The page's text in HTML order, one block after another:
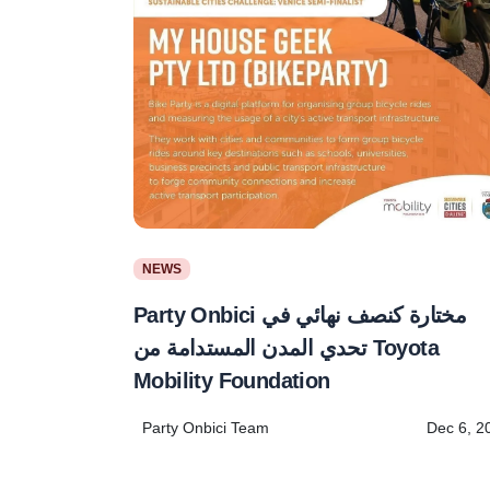
NEWS
Party Onbici مختارة كنصف نهائي في
تحدي المدن المستدامة من Toyota
Mobility Foundation
Party Onbici Team Dec 6,